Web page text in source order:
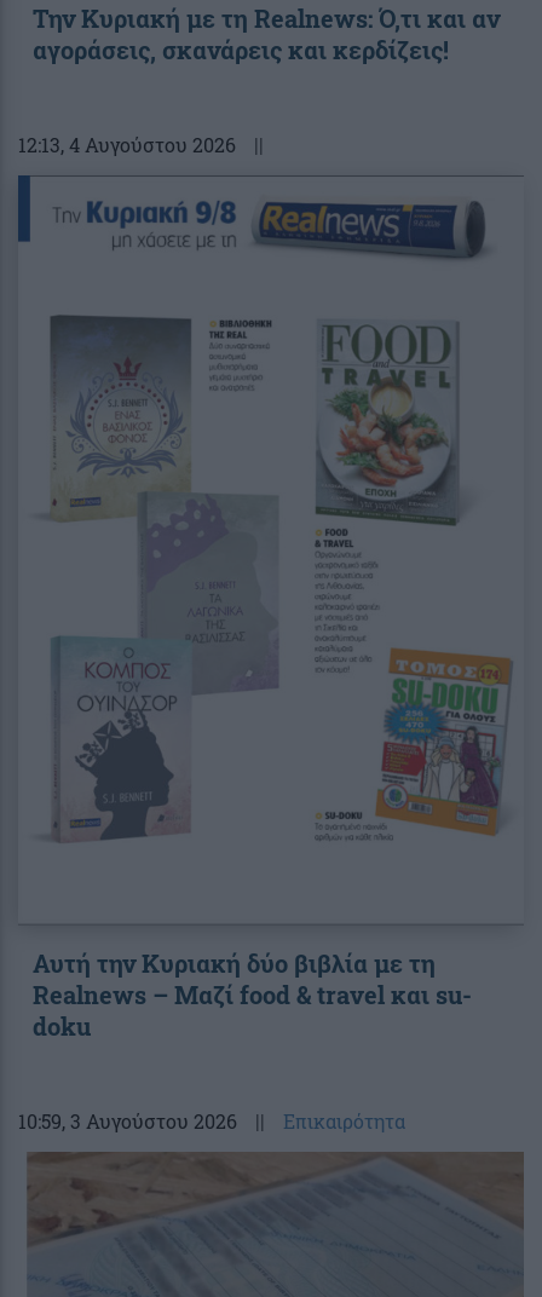
Την Κυριακή με τη Realnews: Ό,τι και αν
αγοράσεις, σκανάρεις και κερδίζεις!
12:13, 4 Αυγούστου 2026 ||
Αυτή την Κυριακή δύο βιβλία με τη
Realnews – Μαζί food & travel και su-
doku
10:59, 3 Αυγούστου 2026 || Επικαιρότητα